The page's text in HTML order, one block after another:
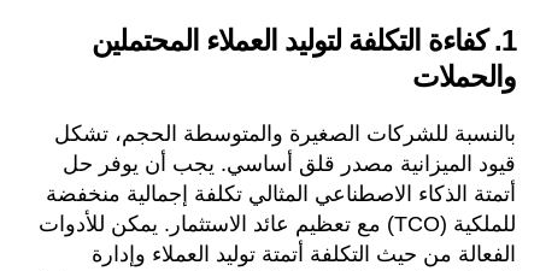
1. كفاءة التكلفة لتوليد العملاء المحتملين
والحملات
بالنسبة للشركات الصغيرة والمتوسطة الحجم، تشكل
قيود الميزانية مصدر قلق أساسي. يجب أن يوفر حل
أتمتة الذكاء الاصطناعي المثالي تكلفة إجمالية منخفضة
للملكية (TCO) مع تعظيم عائد الاستثمار. يمكن للأدوات
الفعالة من حيث التكلفة أتمتة توليد العملاء وإدارة